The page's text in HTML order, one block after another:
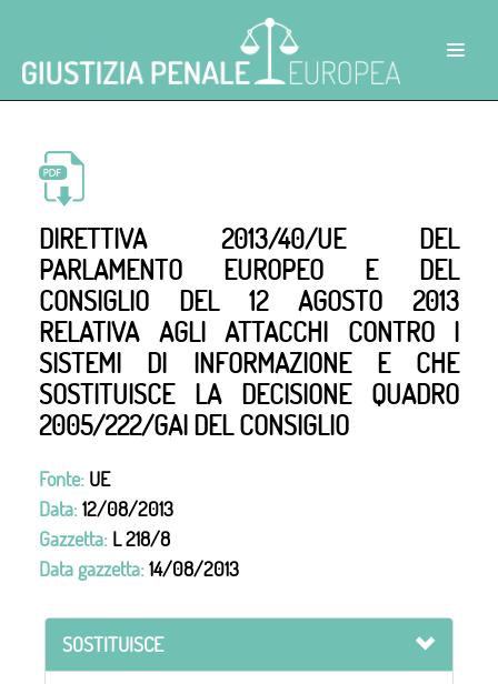
DIRETTIVA 2013/40/UE DEL
PARLAMENTO EUROPEO E DEL
CONSIGLIO DEL 12 AGOSTO 2013
RELATIVA AGLI ATTACCHI CONTRO I
SISTEMI DI INFORMAZIONE E CHE
SOSTITUISCE LA DECISIONE QUADRO
2005/222/GAI DEL CONSIGLIO
Fonte: UE
Data:12/08/2013
Gazzetta: L 218/8
Data gazzetta:14/08/2013
SOSTITUISCE